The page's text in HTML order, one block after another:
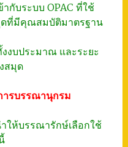
ากับระบบ OPAC ที่ใช้
ดที่มีคุณสมบัติมาตรฐาน
งบประมาณ และระยะ
สมุด
ารบรรณานุกรม
ให้บรรณารักษ์เลือกใช้